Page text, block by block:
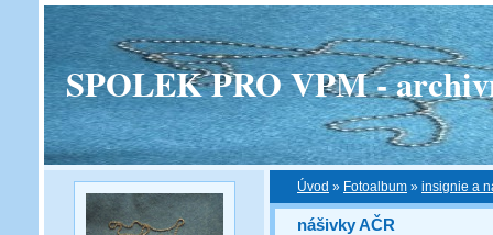
SPOLEK PRO VPM -
Úvod » Fotoalbum » insignie a
nášivky AČR